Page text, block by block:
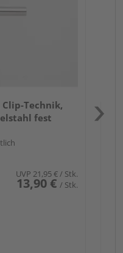
Technik,
fest
UVP 21,95 €/ Stk.
13,90 € / Stk.